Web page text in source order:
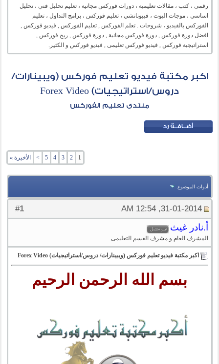
رقمى ، كتب ، مقالات تعليمية ، دورات فوركس مجانية ، تعليم تحليل فني ، تحليل
اساسي ، موجات اليوت ، فيبوناتشي ، تعليم فوركس ، برامج التداول ، تعليم
الفوركس بالفيديو ، شروحات . تعلم الفوركس , تعليم الفوركس , فيديو فوركس ,
افضل دورة فوركس , دورة فوركس مجانية , دورة فوركس , ربح فوركس ,
استراتيجية فوركس , فيديو فوركس تعليمى , فيديو فوركس و الكثير.
اكبر مكتبة فيديو تعليم فوركس (ويبينارات/
دروس/استراتيجيات) Forex Video
منتدى تعليم الفوركس
1
2
3
4
5
> الأخيرة »
أدوات الموضوع
#
1 31-01-2014, 12:54 AM
أ.نادر غيث
المشرف العام و مشرف القسم التعليمى
اكبر مكتبة فيديو تعليم فوركس (ويبينارات/ دروس/استراتيجيات) Forex Video
بسم الله الرحمن الرحيم